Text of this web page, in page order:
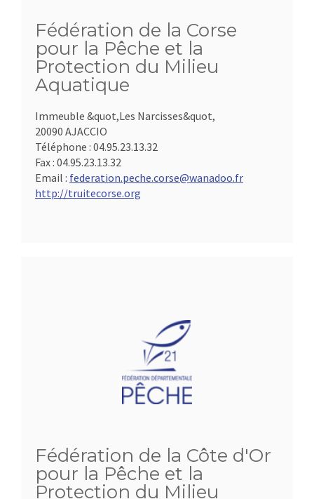
Fédération de la Corse
pour la Pêche et la
Protection du Milieu
Aquatique
Immeuble &quot,Les Narcisses&quot,
20090 AJACCIO
Téléphone : 04.95.23.13.32
Fax : 04.95.23.13.32
Email : federation.peche.corse@wanadoo.fr
http://truitecorse.org
Fédération de la Côte d'Or
pour la Pêche et la
Protection du Milieu